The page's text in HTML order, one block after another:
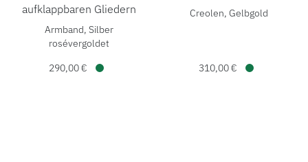
aufklappbaren Gliedern
DoDo Armband Essentials mit aufklappbaren Gliedern,
Armband, Silber
rosévergoldet
290,00 €
DoDo Creolen Essentials,
Creolen, Gelbgold
310,00 €